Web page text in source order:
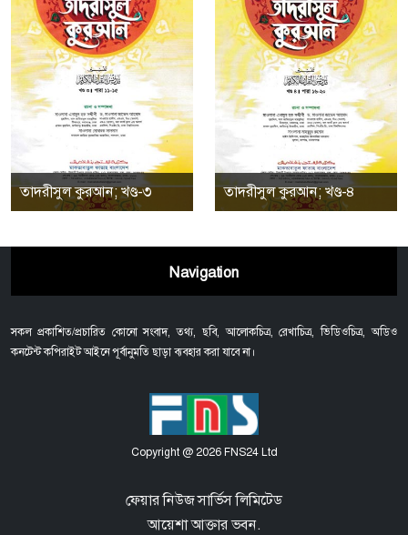
তাদরীসুল কুরআন; খণ্ড-৩ তাদরীসুল কুরআন; খণ্ড-৪
Navigation
সকল প্রকাশিত/প্রচারিত কোনো সংবাদ, তথ্য, ছবি, আলোকচিত্র, রেখাচিত্র, ভিডিওচিত্র, অডিও
কনটেন্ট কপিরাইট আইনে পূর্বানুমতি ছাড়া ব্যবহার করা যাবে না।
Copyright @ 2026 FNS24 Ltd
ফেয়ার নিউজ সার্ভিস লিমিটেড
আয়েশা আক্তার ভবন.